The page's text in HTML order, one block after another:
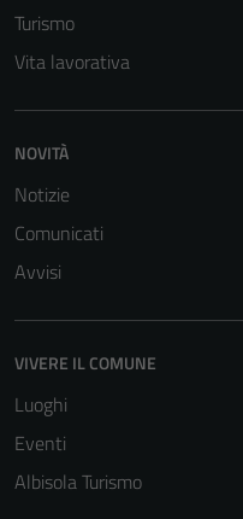
Turismo
Vita lavorativa
NOVITÀ
Notizie
Comunicati
Avvisi
VIVERE IL COMUNE
Luoghi
Eventi
Albisola Turismo